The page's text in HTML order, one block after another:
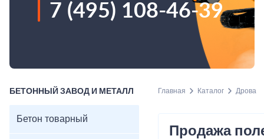
7 (495) 108-46-39
БЕТОННЫЙ ЗАВОД И МЕТАЛЛ
Бетон товарный
Главная Каталог Дрова
Продажа